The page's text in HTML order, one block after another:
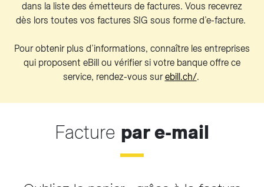
dans la liste des émetteurs de factures. Vous recevrez
dès lors toutes vos factures SIG sous forme d’e-facture.
Pour obtenir plus d’informations, connaître les entreprises
qui proposent eBill ou vérifier si votre banque offre ce
service, rendez-vous surebill.ch/.
Facture par e-mail